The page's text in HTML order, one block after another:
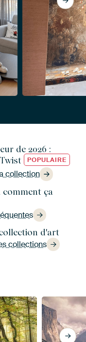
de 2026 :
POPULAIRE
collection
comment ça
d'art
collections